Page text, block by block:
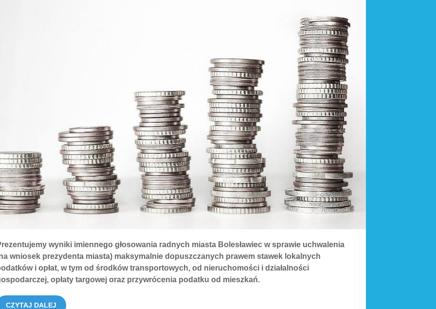
wyniki imiennego głosowania radnych miasta Bolesławiec w sprawie uchwalenia
wniosek prezydenta miasta) maksymalnie dopuszczanych prawem stawek lokalnych
i opłat, w tym od środków transportowych, od nieruchomości i działalności
opłaty targowej oraz przywrócenia podatku od mieszkań.
CZYTAJ DALEJ